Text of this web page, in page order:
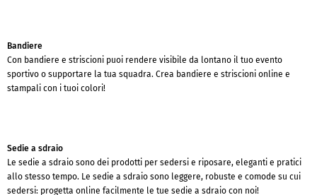
Bandiere
Con bandiere e striscioni puoi rendere visibile da lontano il tuo evento
sportivo o supportare la tua squadra. Crea bandiere e striscioni online e
stampali con i tuoi colori!
Sedie a sdraio
Le sedie a sdraio sono dei prodotti per sedersi e riposare, eleganti e pratici
allo stesso tempo. Le sedie a sdraio sono leggere, robuste e comode su cui
sedersi: progetta online facilmente le tue sedie a sdraio con noi!